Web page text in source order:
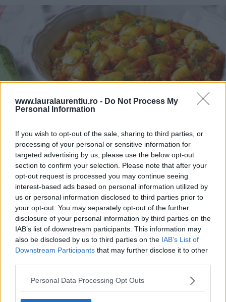
www.lauralaurentiu.ro - Do Not Process My
Personal Information
If you wish to opt-out of the sale, sharing to third parties, or
processing of your personal or sensitive information for
targeted advertising by us, please use the below opt-out
section to confirm your selection. Please note that after your
opt-out request is processed you may continue seeing
interest-based ads based on personal information utilized by
us or personal information disclosed to third parties prior to
your opt-out. You may separately opt-out of the further
disclosure of your personal information by third parties on the
IAB’s list of downstream participants. This information may
also be disclosed by us to third parties on the IAB’s List of
Downstream Participants that may further disclose it to other
Personal Data Processing Opt Outs
Mâncare de dovlecei cu roșii și ardei – rețetă simplă de vară –
VIDEO+text
28.07.2026